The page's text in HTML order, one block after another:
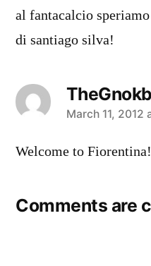
al fantacalcio
di santiago silva!
says:
March 11, 2012
Welcome to Fiorentina!
Comments are